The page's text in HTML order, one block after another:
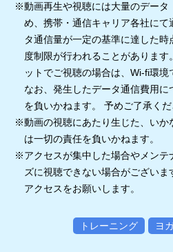
※動画再生や視聴には大量のデータ
め、携帯・通信キャリア各社にて
タ通信量が一定の基準に達した
度制限が行われることがありま
ットでご視聴の場合は、Wi-fi環境
なお、発生したデータ通信費用
を負いかねます。 予めご了承くだ
※動画の視聴にあたり生じた、いか
は一切の責任を負いかねます。
※アクセスが集中した場合やメンテ
ズに視聴できない場合がござい
アクセスをお願いします。
トレーニング ヨ